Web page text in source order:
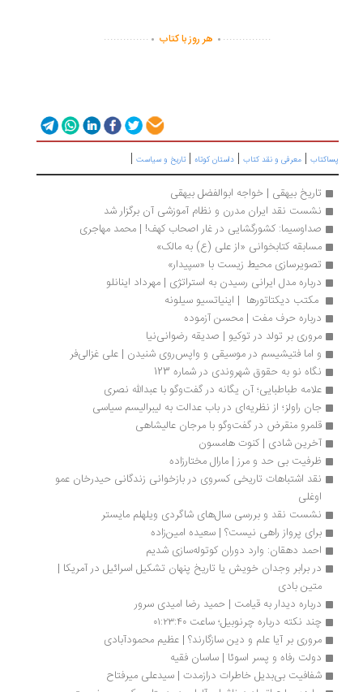
...............
. هر روز با کتاب .
..............
|معرفی و نقد کتاب|داستان کوتاه|تاریخ و سیاست |
تاریخ بیهقی | خواجه ابوالفضل بیهقی
نشست نقد ایران مدرن و نظام آموزشی آن برگزار شد
صداوسیما: کشورگشایی در غار اصحاب کهف! | محمد مهاجری
مسابقه کتابخوانی «از علی (ع) به مالک»
تصویرسازی محیط زیست با «سپیدار»
درباره مدل ایرانی رسیدن به استراتژی | مهرداد اینانلو
مکتب دیکتاتورها  | اینیاتسیو سیلونه
درباره حرف مفت | محسن آزموده
مروری بر تولد در توکیو | صدیقه رضوانی‌نیا
و اما فتیشیسم در موسیقی و واپس‌روی شنیدن | علی غزالی‌فر
نگاه نو به حقوق شهروندی در شماره 123
علامه طباطبایی؛ آن یگانه در گفت‌وگو با عبدالله نصری
جان راولز؛ از نظریه‌ای در باب عدالت به لیبرالیسم سیاسی
قلمرو منقرض در گفت‌وگو با مرجان عالیشاهی
آخرین شادی | کنوت هامسون
ظرفیت بی ‌حد و مرز | مارال مختارزاده
نقد اشتباهات تاریخی کسروی در بازخوانی زندگانی حیدرخان عمو
نشست نقد و بررسی سال‌های شاگردی ویلهلم مایستر
برای پرواز راهی نیست؟ | سعیده امین‌زاده
احمد دهقان: وارد دوران کوتوله‌سازی شدیم
در برابر وجدان خویش یا تاریخ پنهان تشکیل اسرائیل در آمریکا |
متین بادی
درباره دیدار به قیامت | حمید رضا امیدی سرور
چند نکته درباره چرنوبیل؛ ساعت ۰۱:۲۳:۴۰
مروری بر آیا علم و دین سازگارند؟ | عظیم محمودآبادی
دولت رفاه و پسر اسوئا | ساسان فقیه
شفافیت بی‌بدیل خاطرات درازمدت | سیدعلی میرفتاح